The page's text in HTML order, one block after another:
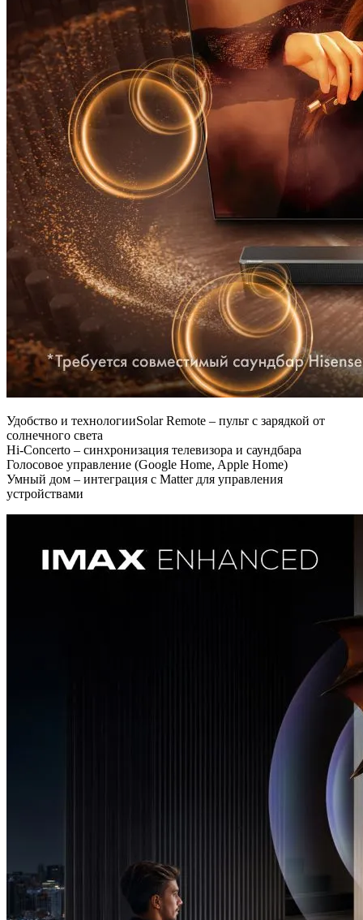
Удобство и технологииSolar Remote – пульт с зарядкой от
солнечного света
Hi-Concerto – синхронизация телевизора и саундбара
Голосовое управление (Google Home, Apple Home)
Умный дом – интеграция с Matter для управления
устройствами